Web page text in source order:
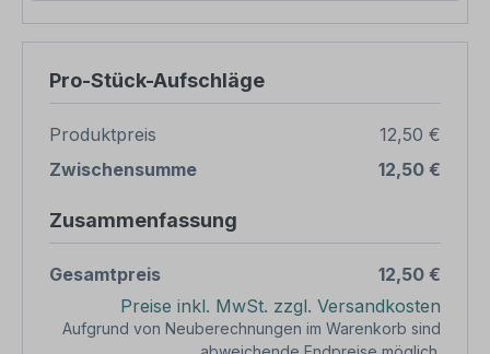
Pro-Stück-Aufschläge
Produktpreis
12,50 €
Zwischensumme
12,50 €
Zusammenfassung
Gesamtpreis
12,50 €
Preise inkl. MwSt. zzgl. Versandkosten
Aufgrund von Neuberechnungen im Warenkorb sind